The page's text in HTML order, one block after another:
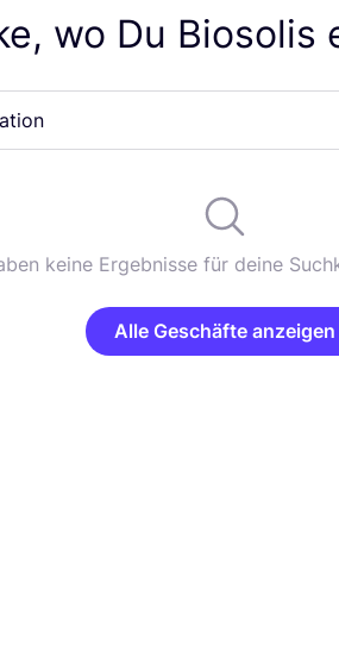
wo Du Biosolis
keine Ergebnisse für deine
Alle Geschäfte anzeigen